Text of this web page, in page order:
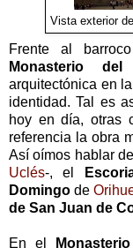
Vista exterior
Frente al
Monasterio del
arquitectónica en
identidad. Tal es
hoy en día, otras
referencia la obra
Así oímos hablar del
Uclés-, el
Domingo de
de San Juan de
En el